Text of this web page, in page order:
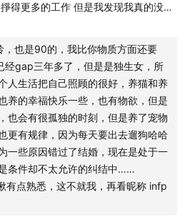
候想象的大人，但这也没关系｜
活可以没意义，但绝不能没意思
馆」是 有知有行出品的一档分
，每周五晚八点更新。我们关注
好地生活。在我们看来，投资成
的人之后，自然的结果。
得更多的工作 但是我发现我真的没有
有收入并且够花就满足了的人 不愿意
去旅游去打卡好吃的店 然后晃晃荡荡到
也没生孩子 我还自我感觉良好 当然在
题 这也是人的性格的问题 比如我就
很多欲望 不论我的同龄人怎么在大厂
万的房子生了二胎 我觉得对我毫无影
日子 我觉得我虽然没有这些但也还行啊
的人 他就是无论拥有多少还是不够 可
己 就像我也改变不了我自己 我没办法
钱、想要成功的人 我就只能当我自己
，也是90的，我比你物质方面还要
经gap三年多了，但是是独生女，所
人生活把自己照顾的很好，养猫和养
养的幸福快乐一些，也有物欲，但是
也会有很孤独的时刻，但是养了宠物
更有规律，因为每天要出去遛狗哈哈
一些原因错过了结婚，现在是处于一
条件却不太允许的纠结中……
有点熟悉，这不就我，再看昵称 infp